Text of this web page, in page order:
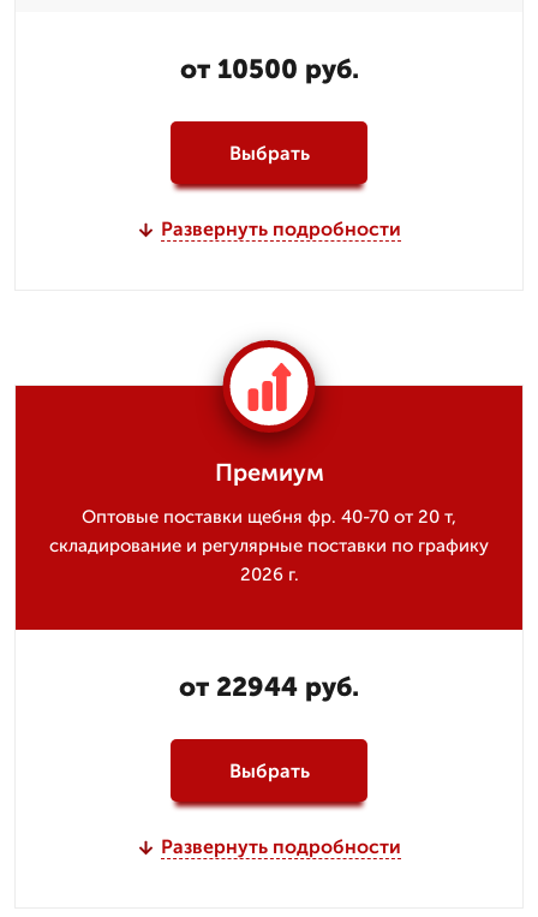
от 10500 руб.
Выбрать
Развернуть подробности
Премиум
Оптовые поставки щебня фр. 40-70 от 20 т,
складирование и регулярные поставки по графику
2026 г.
от 22944 руб.
Выбрать
Развернуть подробности